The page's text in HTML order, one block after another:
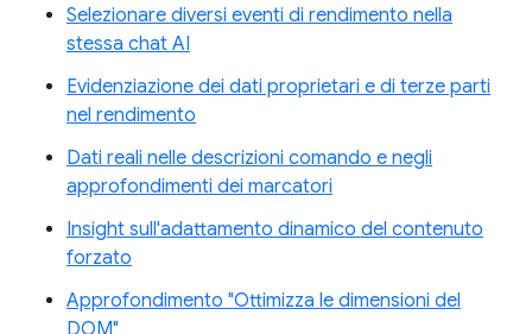
Selezionare diversi eventi di rendimento nella
stessa chat AI
Evidenziazione dei dati proprietari e di terze parti
nel rendimento
Dati reali nelle descrizioni comando e negli
approfondimenti dei marcatori
Insight sull'adattamento dinamico del contenuto
forzato
Approfondimento "Ottimizza le dimensioni del
DOM"